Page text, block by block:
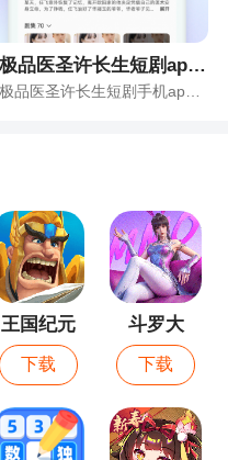
极品医圣许长生短剧app合集
极品医圣许长生短剧手机app合集收录了时下各种好用的手机app，用户可以轻松在合集中找到自己需要的极品医圣许长生短剧手机app，而且安卓吧的每一款手机app都为用户提供了历史版本，让用户可以不用担心自己设置支不支持，放心下载使用！
王国纪元
下载
斗罗大
陆：猎魂
世界
下载